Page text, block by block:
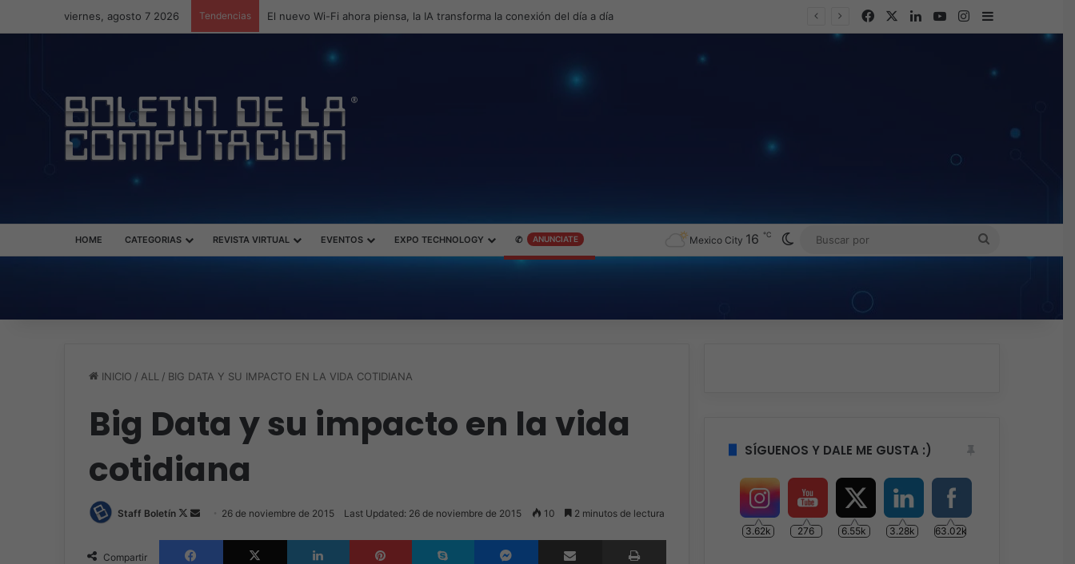
viernes, agosto 7 2026 Tendencias ASUS redefine la productividad y el gaming con la experiencia Duo FacebookLinkedInYouTubeInstagram
Barra lateral
HOME CATEGORIAS REVISTA VIRTUAL EVENTOS EXPO TECHNOLOGY ✆ ANUNCIATE Mexico City 16 ℃ Switch skin
BUSCAR
INICIO / ALL / BIG DATA Y SU IMPACTO EN LA VIDA COTIDIANA
Big Data y su impacto en la vida
cotidiana
Staff Boletín
Follow
X
Send 26 de noviembre de 2015 Last Updated: 26 de noviembre de 2015 10 2 minutos de lectura
Compartir
Facebook X LinkedIn Pinterest Skype Messenger Compartir por correo electrónico Imprimir
SÍGUENOS Y DALE ME GUSTA :)
3.62k 276 6.55k 3.28k 63.02k